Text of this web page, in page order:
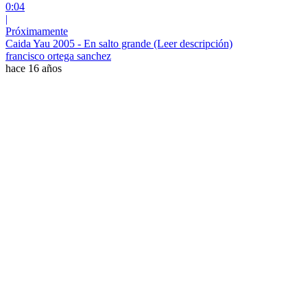
0:04
|
Próximamente
Caida Yau 2005 - En salto grande (Leer descripción)
francisco ortega sanchez
hace 16 años